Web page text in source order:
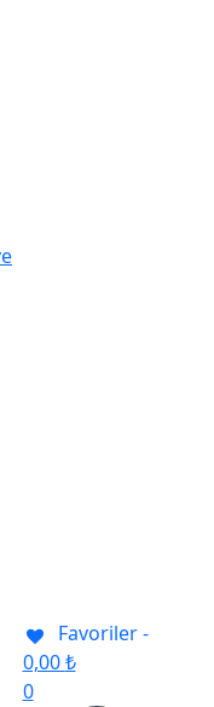
Favoriler -
0,00₺
0